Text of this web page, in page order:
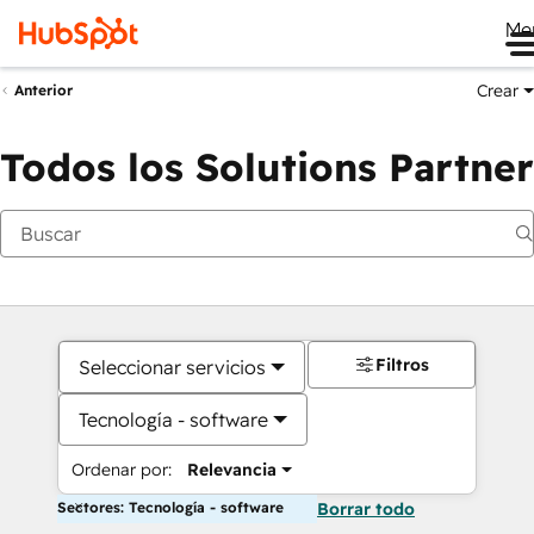
Anterior Crear
Todos los Solutions Partner
Seleccionar servicios
Tecnología - software
Ordenar por: Relevancia
Filtros
Sectores: Tecnología - software Borrar todo